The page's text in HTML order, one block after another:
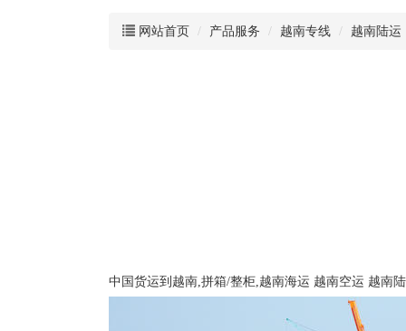
网站首页 产品服务 越南专线 越南陆运
中国货运到越南,拼箱/整柜,越南海运 越南空运 越南